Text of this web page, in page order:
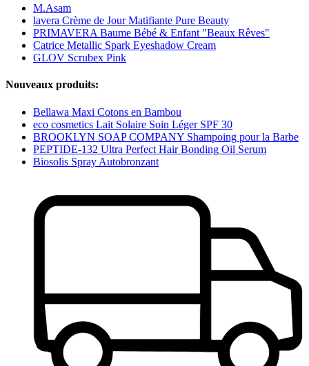
M.Asam
lavera Crème de Jour Matifiante Pure Beauty
PRIMAVERA Baume Bébé & Enfant "Beaux Rêves"
Catrice Metallic Spark Eyeshadow Cream
GLOV Scrubex Pink
Nouveaux produits:
Bellawa Maxi Cotons en Bambou
eco cosmetics Lait Solaire Soin Léger SPF 30
BROOKLYN SOAP COMPANY Shampoing pour la Barbe
PEPTIDE-132 Ultra Perfect Hair Bonding Oil Serum
Biosolis Spray Autobronzant